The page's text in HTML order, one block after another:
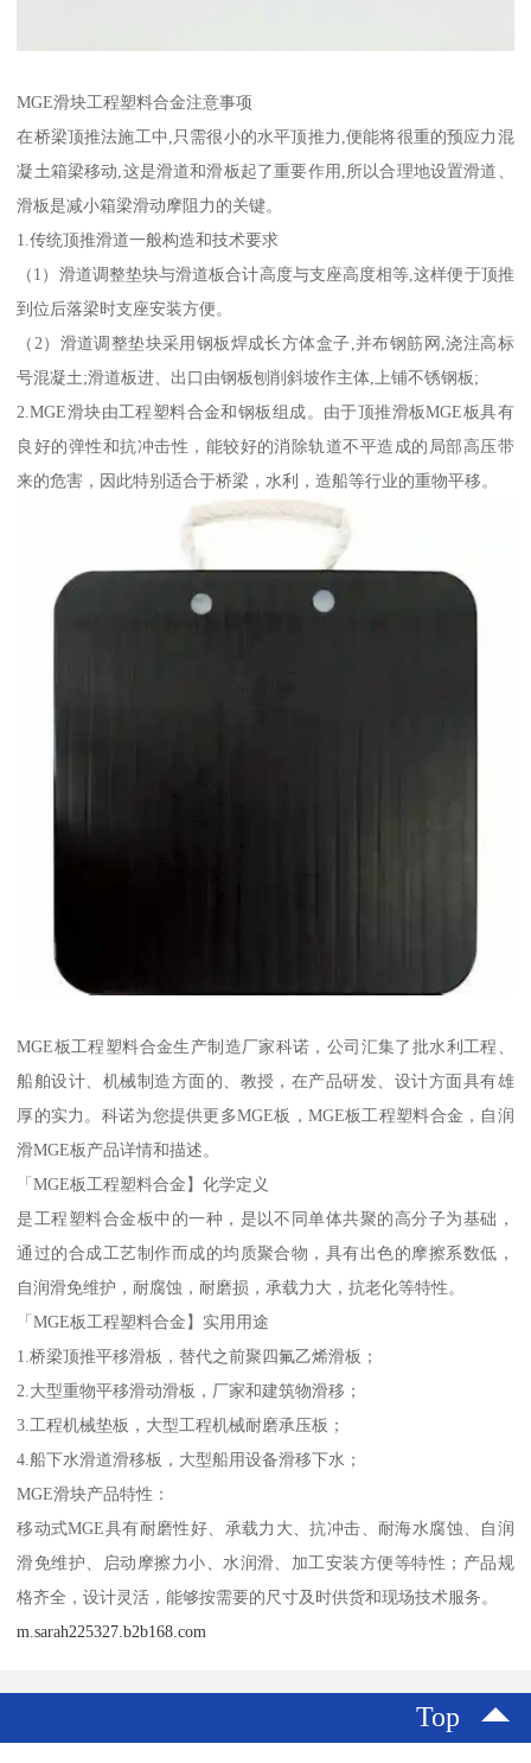
MGE滑块工程塑料合金注意事项
在桥梁顶推法施工中,只需很小的水平顶推力,便能将很重的预应力混
凝土箱梁移动,这是滑道和滑板起了重要作用,所以合理地设置滑道、
滑板是减小箱梁滑动摩阻力的关键。
1.传统顶推滑道一般构造和技术要求
（1）滑道调整垫块与滑道板合计高度与支座高度相等,这样便于顶推
到位后落梁时支座安装方便。
（2）滑道调整垫块采用钢板焊成长方体盒子,并布钢筋网,浇注高标
号混凝土;滑道板进、出口由钢板刨削斜坡作主体,上铺不锈钢板;
2.MGE滑块由工程塑料合金和钢板组成。由于顶推滑板MGE板具有
良好的弹性和抗冲击性，能较好的消除轨道不平造成的局部高压带
来的危害，因此特别适合于桥梁，水利，造船等行业的重物平移。
MGE板工程塑料合金生产制造厂家科诺，公司汇集了批水利工程、
船舶设计、机械制造方面的、教授，在产品研发、设计方面具有雄
厚的实力。科诺为您提供更多MGE板，MGE板工程塑料合金，自润
滑MGE板产品详情和描述。
「MGE板工程塑料合金】化学定义
是工程塑料合金板中的一种，是以不同单体共聚的高分子为基础，
通过的合成工艺制作而成的均质聚合物，具有出色的摩擦系数低，
自润滑免维护，耐腐蚀，耐磨损，承载力大，抗老化等特性。
「MGE板工程塑料合金】实用用途
1.桥梁顶推平移滑板，替代之前聚四氟乙烯滑板；
2.大型重物平移滑动滑板，厂家和建筑物滑移；
3.工程机械垫板，大型工程机械耐磨承压板；
4.船下水滑道滑移板，大型船用设备滑移下水；
MGE滑块产品特性：
移动式MGE具有耐磨性好、承载力大、抗冲击、耐海水腐蚀、自润
滑免维护、启动摩擦力小、水润滑、加工安装方便等特性；产品规
格齐全，设计灵活，能够按需要的尺寸及时供货和现场技术服务。
m.sarah225327.b2b168.com
Top